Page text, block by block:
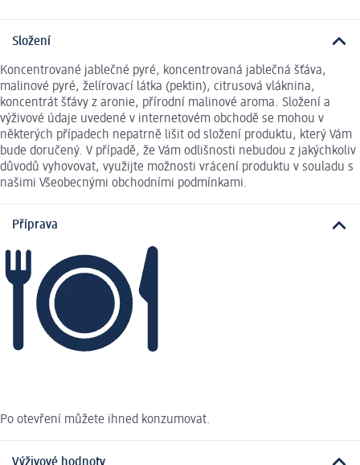
Složení
Koncentrované jablečné pyré, koncentrovaná jablečná šťáva,
malinové pyré, želírovací látka (pektin), citrusová vláknina,
koncentrát šťávy z aronie, přírodní malinové aroma. Složení a
výživové údaje uvedené v internetovém obchodě se mohou v
některých případech nepatrně lišit od složení produktu, který Vám
bude doručený. V případě, že Vám odlišnosti nebudou z jakýchkoliv
důvodů vyhovovat, využijte možnosti vrácení produktu v souladu s
našimi Všeobecnými obchodními podmínkami.
Příprava
Po otevření můžete ihned konzumovat.
Výživové hodnoty